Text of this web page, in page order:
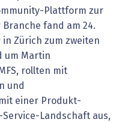
Plattform zur
fand am 24.
Zürich zum zweiten
um Martin
rollten mit
und
einer Produkt-
Service-Landschaft aus,